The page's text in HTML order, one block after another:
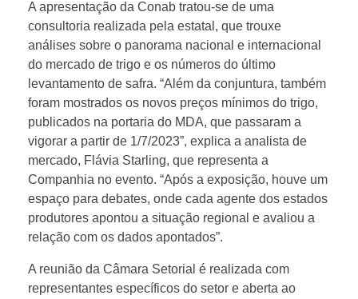
A apresentação da Conab tratou-se de uma
consultoria realizada pela estatal, que trouxe
análises sobre o panorama nacional e internacional
do mercado de trigo e os números do último
levantamento de safra. “Além da conjuntura, também
foram mostrados os novos preços mínimos do trigo,
publicados na portaria do MDA, que passaram a
vigorar a partir de 1/7/2023”, explica a analista de
mercado, Flávia Starling, que representa a
Companhia no evento. “Após a exposição, houve um
espaço para debates, onde cada agente dos estados
produtores apontou a situação regional e avaliou a
relação com os dados apontados”.
A reunião da Câmara Setorial é realizada com
representantes específicos do setor e aberta ao